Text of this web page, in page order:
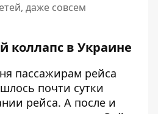
даже совсем
коллапс в Украине
пассажирам рейса
почти сутки
рейса. А после и